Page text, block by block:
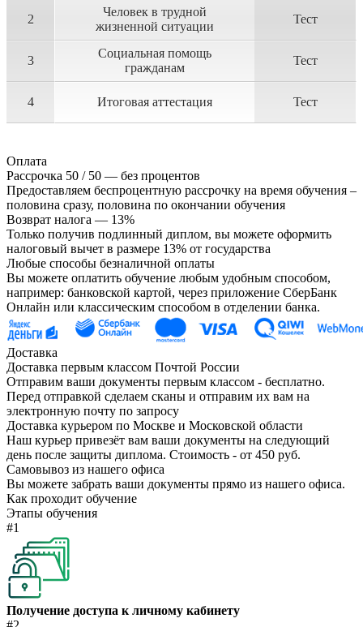
2
Человек в трудной
жизненной ситуации
Тест
3
Социальная помощь
гражданам
Тест
4 Итоговая аттестация Тест
Оплата
Рассрочка 50 / 50 — без процентов
Предоставляем беспроцентную рассрочку на время обучения –
половина сразу, половина по окончании обучения
Возврат налога — 13%
Только получив подлинный диплом, вы можете оформить
налоговый вычет в размере 13% от государства
Любые способы безналичной оплаты
Вы можете оплатить обучение любым удобным способом,
например: банковской картой, через приложение СберБанк
Онлайн или классическим способом в отделении банка.
Доставка
Доставка первым классом Почтой России
Отправим ваши документы первым классом - бесплатно.
Перед отправкой сделаем сканы и отправим их вам на
электронную почту по запросу
Доставка курьером по Москве и Московской области
Наш курьер привезёт вам ваши документы на следующий
день после защиты диплома. Стоимость - от 450 руб.
Самовывоз из нашего офиса
Вы можете забрать ваши документы прямо из нашего офиса.
Как проходит обучение
Этапы обучения
#1
Получение доступа к личному кабинету